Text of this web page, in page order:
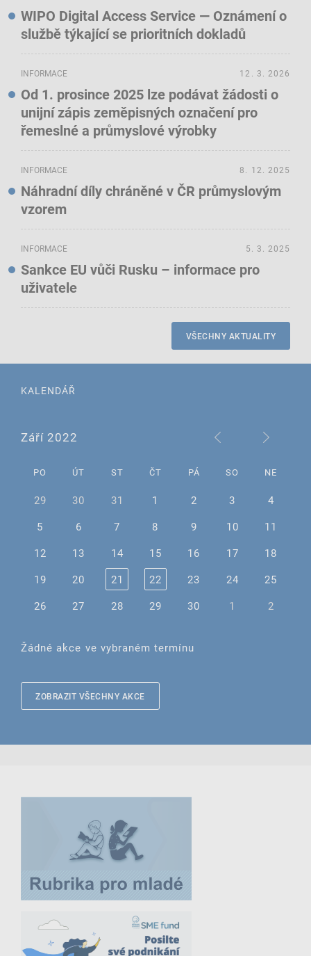
WIPO Digital Access Service — Oznámení o
službě týkající se prioritních dokladů
INFORMACE
Od 1. prosince 2025 lze podávat žádosti o
unijní zápis zeměpisných označení pro
řemeslné a průmyslové výrobky
12. 3. 2026
INFORMACE
Náhradní díly chráněné v ČR průmyslovým
vzorem
8. 12. 2025
INFORMACE
Sankce EU vůči Rusku – informace pro
uživatele
5. 3. 2025
VŠECHNY AKTUALITY
KALENDÁŘ
Září 2022
PO ÚT ST ČT PÁ SO NE
29 30 31 1 2 3
4
5
6 7 8 9 10
11
12
13 14 15 16 17
18
19
20 21 22 23 24
25
26
27 28 29 30 1 2
Žádné akce ve vybraném termínu
ZOBRAZIT VŠECHNY AKCE